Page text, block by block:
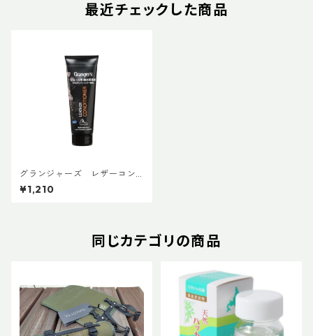
最近チェックした商品
グランジャーズ レザーコン
ディショナー 75ml
¥1,210
同じカテゴリの商品